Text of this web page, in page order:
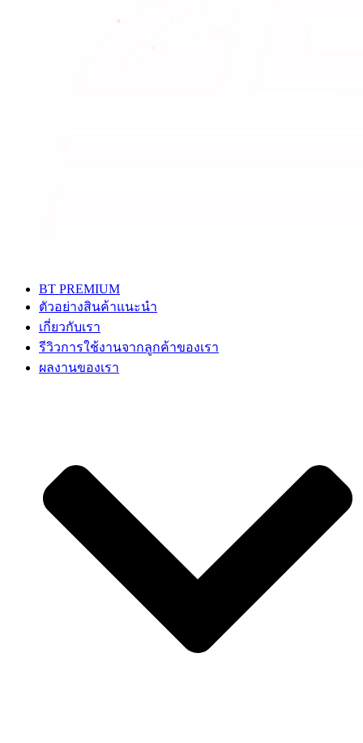
BT PREMIUM
ตัวอย่างสินค้าแนะนำ
เกี่ยวกับเรา
รีวิวการใช้งานจากลูกค้าของเรา
ผลงานของเรา